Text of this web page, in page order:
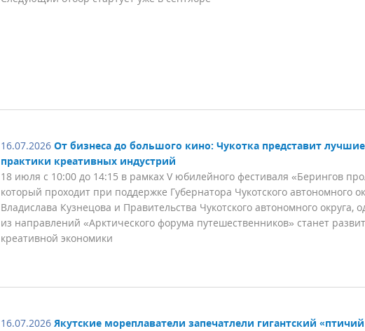
16.07.2026 От бизнеса до большого кино: Чукотка представит лучшие
практики креативных индустрий
18 июля с 10:00 до 14:15 в рамках V юбилейного фестиваля «Берингов
который проходит при поддержке Губернатора Чукотского автономного
Владислава Кузнецова и Правительства Чукотского автономного округа,
из направлений «Арктического форума путешественников» станет
креативной экономики
16.07.2026 Якутские мореплаватели запечатлели гигантский «птичий